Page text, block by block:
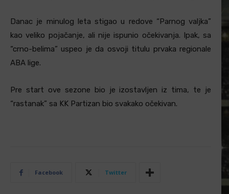
Danac je minulog leta stigao u redove “Parnog valjka”
kao veliko pojačanje, ali nije ispunio očekivanja. Ipak, sa
“crno-belima” uspeo je da osvoji titulu prvaka regionale
ABA lige.
Pre start ove sezone bio je izostavljen iz tima, te je
“rastanak” sa KK Partizan bio svakako očekivan.
Facebook Twitter